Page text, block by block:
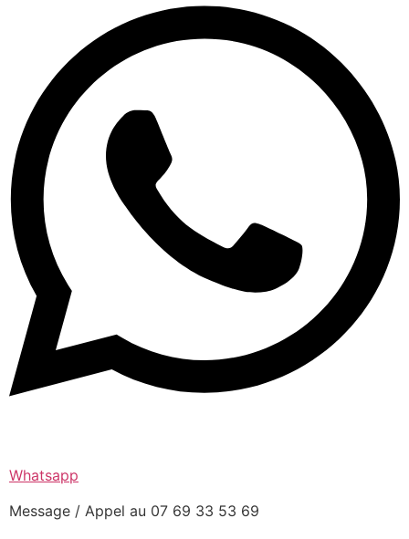
Whatsapp
Message / Appel au 07 69 33 53 69